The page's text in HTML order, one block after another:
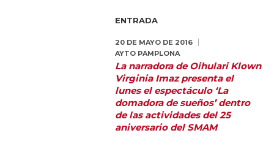
ENTRADA
20 DE MAYO DE 2016
AYTO PAMPLONA
La narradora de Oihulari Klown
Virginia Imaz presenta el
lunes el espectáculo ‘La
domadora de sueños’ dentro
de las actividades del 25
aniversario del SMAM